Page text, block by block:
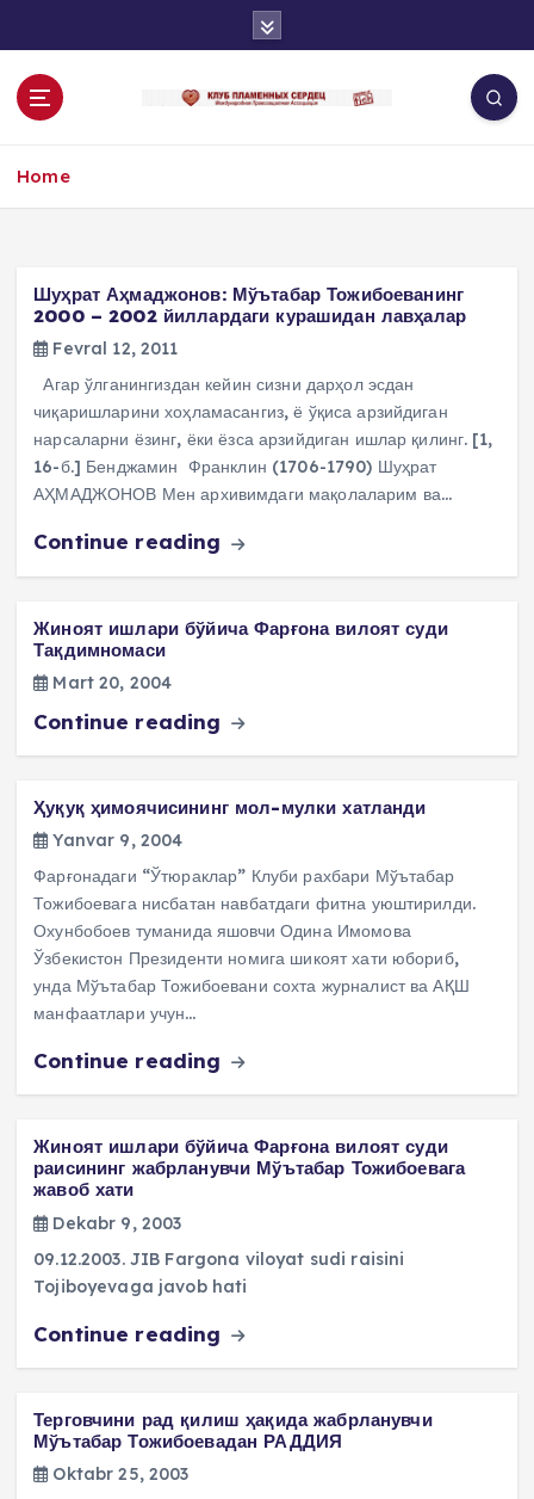
o
Home
Шуҳрат Аҳмаджонов: Мўътабар Тожибоеванинг
2000 – 2002 йиллардаги курашидан лавҳалар
Fevral 12, 2011
Агар ўлганингиздан кейин сизни дарҳол эсдан
чиқаришларини хоҳламасангиз, ё ўқиса арзийдиган
нарсаларни ёзинг, ёки ёзса арзийдиган ишлар қилинг. [1,
16-б.] Бенджамин Франклин (1706-1790) Шуҳрат
АҲМАДЖОНОВ Мен архивимдаги мақолаларим ва…
Continue reading
Жиноят ишлари бўйича Фарғона вилоят суди
Тақдимномаси
Mart 20, 2004
Continue reading
Ҳуқуқ ҳимоячисининг мол-мулки хатланди
Yanvar 9, 2004
Фарғонадаги “Ўтюраклар” Клуби рахбари Мўътабар
Тожибоевага нисбатан навбатдаги фитна уюштирилди.
Охунбобоев туманида яшовчи Одина Имомова
Ўзбекистон Президенти номига шикоят хати юбориб,
унда Мўътабар Тожибоевани сохта журналист ва АҚШ
манфаатлари учун…
Continue reading
Жиноят ишлари бўйича Фарғона вилоят суди
раисининг жабрланувчи Мўътабар Тожибоевага
жавоб хати
Dekabr 9, 2003
09.12.2003. JIB Fargona viloyat sudi raisini
Tojiboyevaga javob hati
Continue reading
Терговчини рад қилиш ҳақида жабрланувчи
Мўътабар Тожибоевадан РАДДИЯ
Oktabr 25, 2003